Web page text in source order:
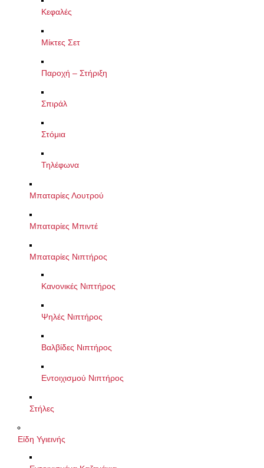
Κεφαλές
Μίκτες Σετ
Παροχή – Στήριξη
Σπιράλ
Στόμια
Τηλέφωνα
Μπαταρίες Λουτρού
Μπαταρίες Μπιντέ
Μπαταρίες Νιπτήρος
Κανονικές Νιπτήρος
Ψηλές Νιπτήρος
Βαλβίδες Νιπτήρος
Εντοιχισμού Νιπτήρος
Στήλες
Είδη Υγιεινής